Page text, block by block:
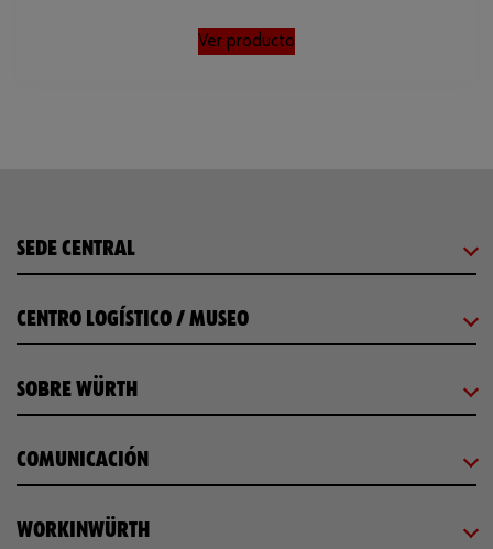
Ver producto
SEDE CENTRAL
CENTRO LOGÍSTICO / MUSEO
SOBRE WÜRTH
COMUNICACIÓN
WORKINWÜRTH